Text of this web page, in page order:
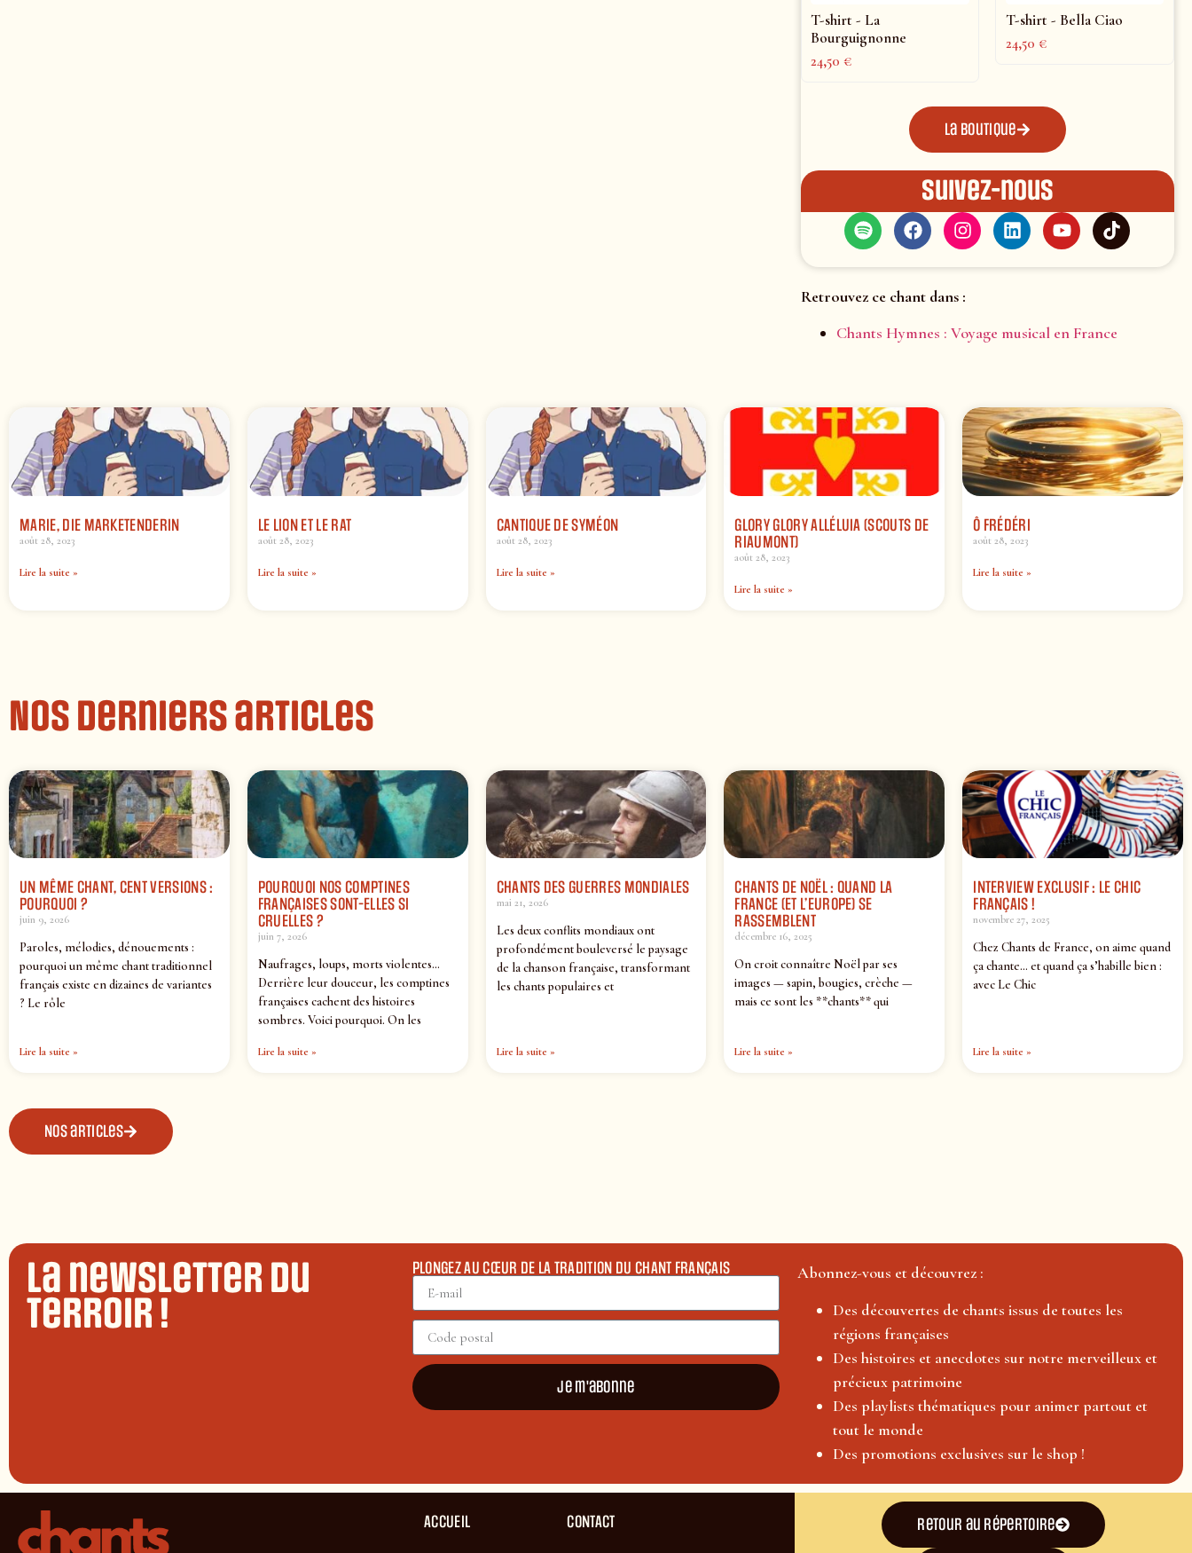
T-shirt - La
Bourguignonne
24,50€
T-shirt - Bella Ciao
24,50€
La boutique
Suivez-nous
Retrouvez ce chant dans :
Chants Hymnes : Voyage musical en France
MARIE, DIE MARKETENDERIN
août 28, 2023
Lire la suite »
LE LION ET LE RAT
août 28, 2023
Lire la suite »
CANTIQUE DE SYMÉON
août 28, 2023
Lire la suite »
GLORY GLORY ALLÉLUIA (SCOUTS DE
RIAUMONT)
août 28, 2023
Lire la suite »
Ô FRÉDÉRI
août 28, 2023
Lire la suite »
Nos derniers articles
UN MÊME CHANT, CENT VERSIONS :
POURQUOI ?
juin 9, 2026
Paroles, mélodies, dénouements :
pourquoi un même chant traditionnel
français existe en dizaines de variantes
? Le rôle
Lire la suite »
POURQUOI NOS COMPTINES
FRANÇAISES SONT-ELLES SI
CRUELLES ?
juin 7, 2026
Naufrages, loups, morts violentes…
Derrière leur douceur, les comptines
françaises cachent des histoires
sombres. Voici pourquoi. On les
Lire la suite »
CHANTS DES GUERRES MONDIALES
mai 21, 2026
Les deux conflits mondiaux ont
profondément bouleversé le paysage
de la chanson française, transformant
les chants populaires et
Lire la suite »
CHANTS DE NOËL : QUAND LA
FRANCE (ET L’EUROPE) SE
RASSEMBLENT
décembre 16, 2025
On croit connaître Noël par ses
images — sapin, bougies, crèche —
mais ce sont les **chants** qui
Lire la suite »
INTERVIEW EXCLUSIF : LE CHIC
FRANÇAIS !
novembre 27, 2025
Chez Chants de France, on aime quand
ça chante… et quand ça s’habille bien :
avec Le Chic
Lire la suite »
Nos articles
La newsletter du
terroir !
PLONGEZ AU CŒUR DE LA TRADITION DU CHANT FRANÇAIS
Je m'abonne
Abonnez-vous et découvrez :
Des découvertes de chants issus de toutes les
régions françaises
Des histoires et anecdotes sur notre merveilleux et
précieux patrimoine
Des playlists thématiques pour animer partout et
tout le monde
Des promotions exclusives sur le shop !
ACCUEIL CONTACT Retour au répertoire